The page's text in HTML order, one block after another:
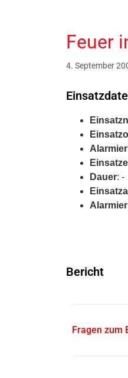
Feuer
4. September
Dauer: -
Bericht
Fragen zum